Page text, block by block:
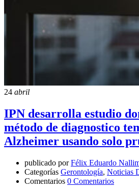
24 abril
IPN desarrolla estudio
método de diagnostico
Alzheimer usando solo
publicado por Félix Eduardo
Categorías Gerontología, Noticias
Comentarios 0 Comentarios